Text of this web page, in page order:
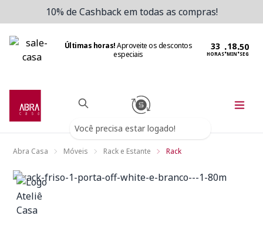
10% de Cashback em todas as compras!
Últimas horas!Aproveite os descontos
especiais
HORAS:MIN:SEG
Você precisa estar logado!
Abra Casa Móveis Rack e Estante Rack